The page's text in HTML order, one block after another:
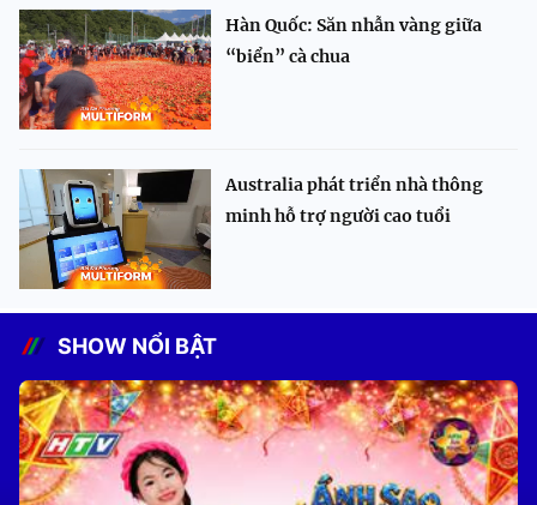
Hàn Quốc: Săn nhẫn vàng giữa
“biển” cà chua
Australia phát triển nhà thông
minh hỗ trợ người cao tuổi
SHOW NỔI BẬT